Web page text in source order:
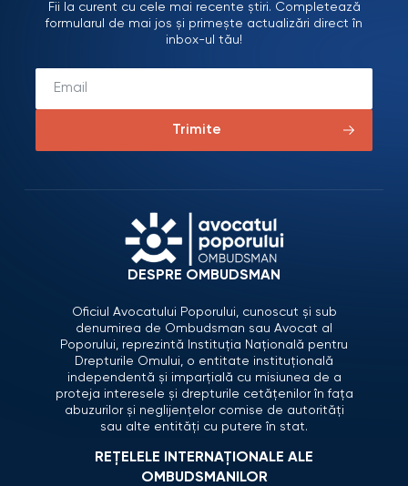
Fii la curent cu cele mai recente știri. Completează
formularul de mai jos și primește actualizări direct în
inbox-ul tău!
Trimite
DESPRE OMBUDSMAN
Oficiul Avocatului Poporului, cunoscut și sub
denumirea de Ombudsman sau Avocat al
Poporului, reprezintă Instituția Națională pentru
Drepturile Omului, o entitate instituțională
independentă și imparțială cu misiunea de a
proteja interesele și drepturile cetățenilor în fața
abuzurilor și neglijențelor comise de autorități
sau alte entități cu putere în stat.
REȚELELE INTERNAȚIONALE ALE
OMBUDSMANILOR